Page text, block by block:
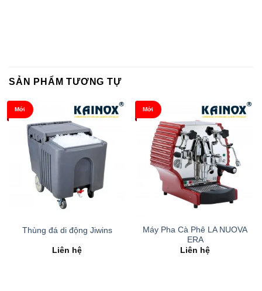
SẢN PHẨM TƯƠNG TỰ
Mới
Thùng đá di động Jiwins
Liên hệ
Mới
Máy Pha Cà Phê LA NUOVA
ERA
Liên hệ